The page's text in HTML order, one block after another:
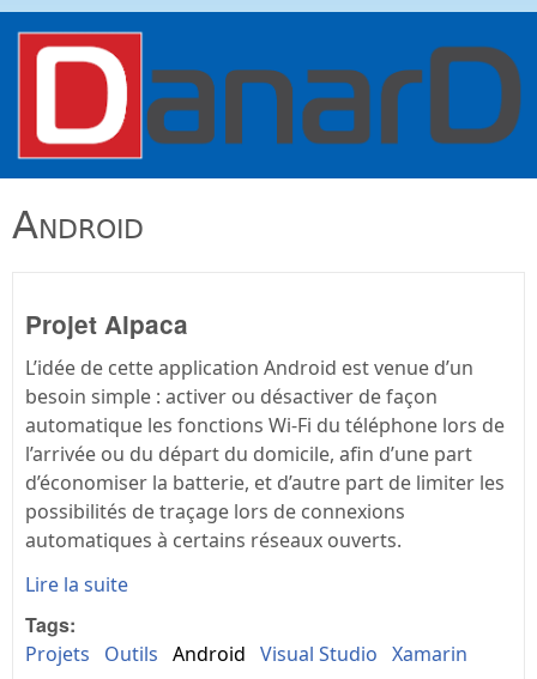
danard.net
Android
Projet Alpaca
L’idée de cette application Android est venue d’un
besoin simple : activer ou désactiver de façon
automatique les fonctions Wi-Fi du téléphone lors de
l’arrivée ou du départ du domicile, afin d’une part
d’économiser la batterie, et d’autre part de limiter les
possibilités de traçage lors de connexions
automatiques à certains réseaux ouverts.
Lire la suite
Tags:
Projets Outils Android Visual Studio Xamarin